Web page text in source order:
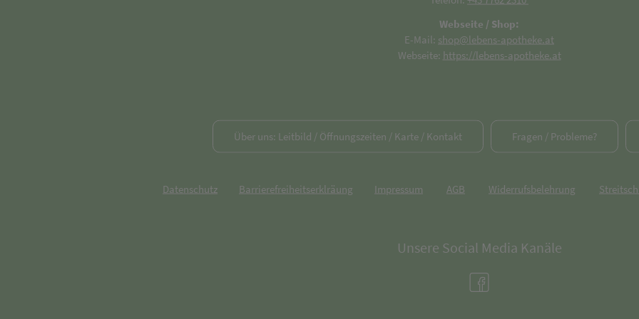
Webseite / Shop:
E-Mail: shop@lebens-apotheke.at
Webseite: https://lebens-apotheke.at
Über uns: Leitbild / Öffnungszeiten / Karte / Kontakt Fragen / Probleme?
Datenschutz Barrierefreiheitserklräung Impressum AGB Widerrufsbelehrung
Unsere Social Media Kanäle